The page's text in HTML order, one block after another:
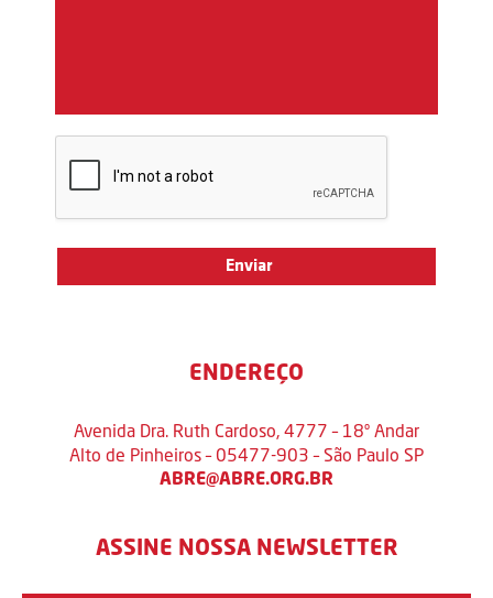
ENDEREÇO
Avenida Dra. Ruth Cardoso, 4777 – 18º Andar
Alto de Pinheiros – 05477-903 – São Paulo SP
ABRE@ABRE.ORG.BR
ASSINE NOSSA NEWSLETTER